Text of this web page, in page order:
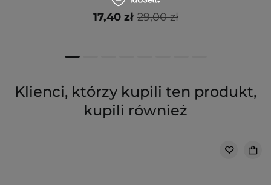
29,00 zł
17,40 zł
Klienci, którzy kupili ten produkt,
kupili również